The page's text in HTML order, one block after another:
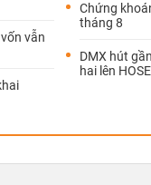
vẫn
Chứng
tháng 8
DMX hút
hai lên HOSE